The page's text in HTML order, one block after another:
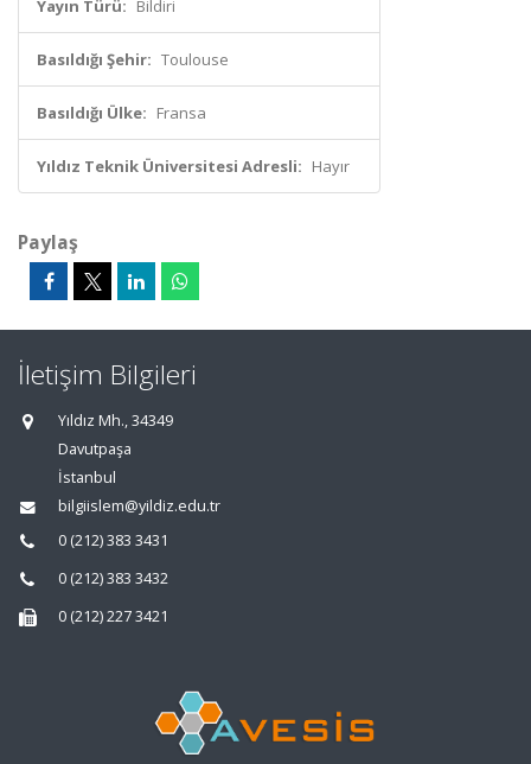
Yayın Türü: Bildiri
Basıldığı Şehir: Toulouse
Basıldığı Ülke: Fransa
Yıldız Teknik Üniversitesi Adresli: Hayır
Paylaş
İletişim Bilgileri
Yıldız Mh., 34349
Davutpaşa
İstanbul
bilgiislem@yildiz.edu.tr
0 (212) 383 3431
0 (212) 383 3432
0 (212) 227 3421